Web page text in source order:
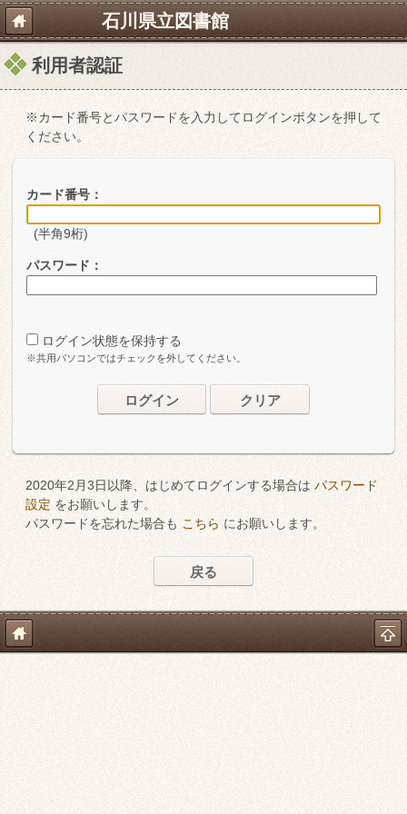
石川県立図書館
利用者認証
※カード番号とパスワードを入力してログインボタンを押して
ください。
カード番号：
(半角9桁)
パスワード：
ログイン状態を保持する
※共用パソコンではチェックを外してください。
ログイン クリア
2020年2月3日以降、はじめてログインする場合は パスワード
設定 をお願いします。
パスワードを忘れた場合も こちら にお願いします。
戻る